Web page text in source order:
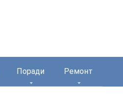
Поради Ремонт